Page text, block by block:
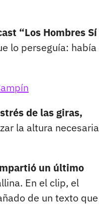
“Los Hombres Sí
lo perseguía: había
de las giras,
la altura necesaria
un último
En el clip, el
de un texto que